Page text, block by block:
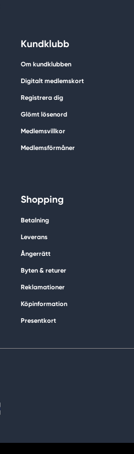
Kundklubb
Om kundklubben
Digitalt medlemskort
Registrera dig
Glömt lösenord
Medlemsvillkor
Medlemsförmåner
Shopping
Betalning
Leverans
Ångerrätt
Byten & returer
Reklamationer
Köpinformation
Presentkort